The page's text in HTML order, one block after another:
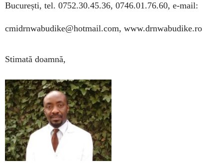
București, tel. 0752.30.45.36, 0746.01.76.60, e-mail:
cmidrnwabudike@hotmail.com, www.drnwabudike.ro
Stimată doamnă,